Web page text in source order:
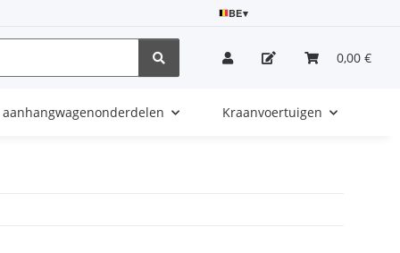
BE▾
0,00 €
aanhangwagenonderdelen Kraanvoertuigen